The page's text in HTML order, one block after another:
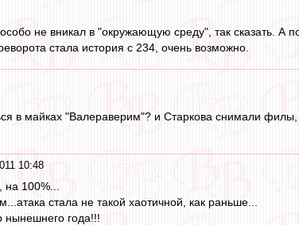
не вникал в "окружающую среду", так сказать. А
стала история с 234, очень возможно.
в майках "Валераверим"? и Старкова снимали
10:48
на 100%...
стала не такой хаотичной, как раньше...
нынешнего года!!!